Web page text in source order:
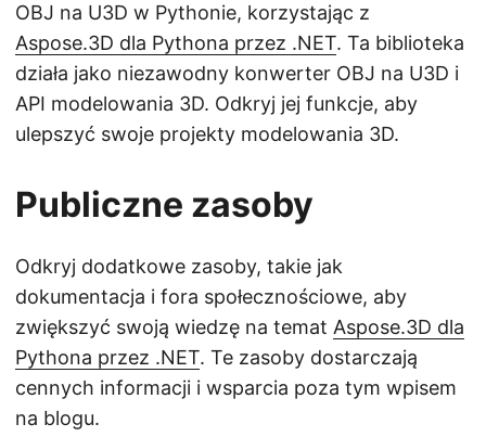
OBJ na U3D w Pythonie, korzystając z
Aspose.3D dla Pythona przez .NET. Ta biblioteka
działa jako niezawodny konwerter OBJ na U3D i
API modelowania 3D. Odkryj jej funkcje, aby
ulepszyć swoje projekty modelowania 3D.
Publiczne zasoby
Odkryj dodatkowe zasoby, takie jak
dokumentacja i fora społecznościowe, aby
zwiększyć swoją wiedzę na temat Aspose.3D dla
Pythona przez .NET. Te zasoby dostarczają
cennych informacji i wsparcia poza tym wpisem
na blogu.